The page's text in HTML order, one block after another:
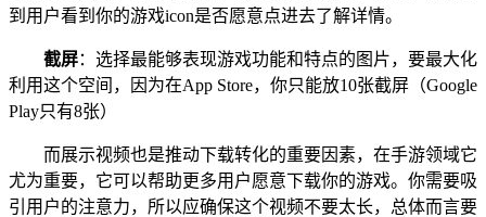
到用户看到你的游戏icon是否愿意点进去了解详情。
截屏：选择最能够表现游戏功能和特点的图片，要最大化
利用这个空间，因为在App Store，你只能放10张截屏（Google
Play只有8张）
而展示视频也是推动下载转化的重要因素，在手游领域它
尤为重要，它可以帮助更多用户愿意下载你的游戏。你需要吸
引用户的注意力，所以应确保这个视频不要太长，总体而言要